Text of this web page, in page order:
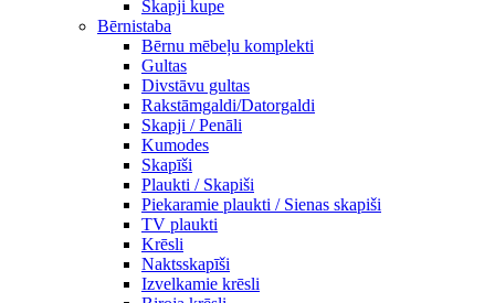
Skapji kupe
Bērnistaba
Bērnu mēbeļu komplekti
Gultas
Divstāvu gultas
Rakstāmgaldi/Datorgaldi
Skapji / Penāli
Kumodes
Skapīši
Plaukti / Skapiši
Piekaramie plaukti / Sienas skapiši
TV plaukti
Krēsli
Naktsskapīši
Izvelkamie krēsli